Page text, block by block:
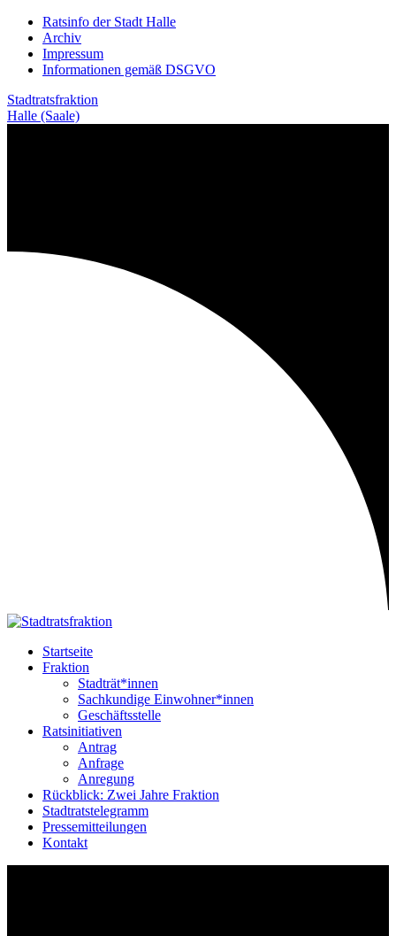
Weiter
zum
Inhalt
Ratsinfo der Stadt Halle
Archiv
Impressum
Informationen gemäß DSGVO
Stadtratsfraktion
Halle (Saale)
Startseite
Fraktion
Stadträt*innen
Sachkundige Einwohner*innen
Geschäftsstelle
Ratsinitiativen
Antrag
Anfrage
Anregung
Rückblick: Zwei Jahre Fraktion
Stadtratstelegramm
Pressemitteilungen
Kontakt